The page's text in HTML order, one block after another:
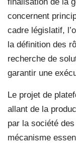
concernent
cadre législatif,
la définition des
recherche de
garantir une
Le projet de
allant de la
par la société
mécanisme